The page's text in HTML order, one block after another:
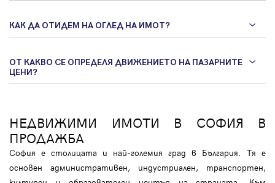
КАК ДА ОТИДЕМ НА ОГЛЕД НА ИМОТ?
ОТ КАКВО СЕ ОПРЕДЕЛЯ ДВИЖЕНИЕТО НА ПАЗАРНИТЕ
ЦЕНИ?
НЕДВИЖИМИ ИМОТИ В СОФИЯ В
ПРОДАЖБА
София е столицата и най-големия град в България. Тя е
основен административен, индустриален, транспортен,